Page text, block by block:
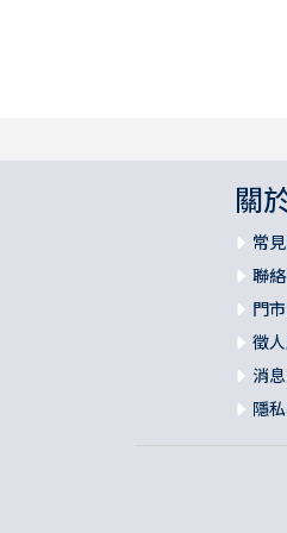
關
常
聯
門
徵
消
隱